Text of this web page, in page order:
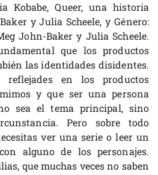
Kobabe, Queer, una historia
y Julia Scheele, y Género:
John-Baker y Julia Scheele.
que los productos
las identidades disidentes.
reflejades en los productos
y que ser una persona
sea el tema principal, sino
Pero sobre todo
ver una serie o leer un
alguno de los personajes.
que muchas veces no saben